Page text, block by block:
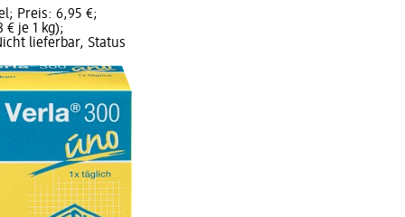
Preis: 6,95 €;
€ je 1 kg);
lieferbar, Status